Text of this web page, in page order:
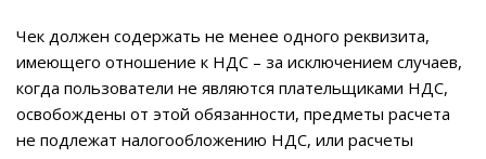
Чек должен содержать не менее одного реквизита,
имеющего отношение к НДС – за исключением случаев,
когда пользователи не являются плательщиками НДС,
освобождены от этой обязанности, предметы расчета
не подлежат налогообложению НДС, или расчеты